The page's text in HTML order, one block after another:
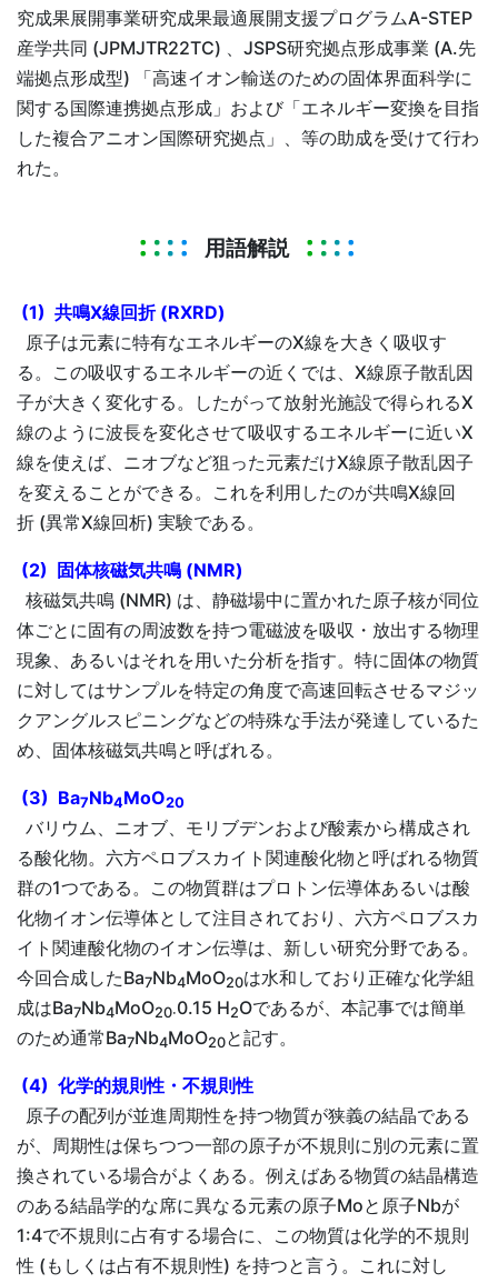
究成果展開事業研究成果最適展開支援プログラムA-STEP
産学共同 (JPMJTR22TC) 、JSPS研究拠点形成事業 (A.先
端拠点形成型) 「高速イオン輸送のための固体界面科学に
関する国際連携拠点形成」および「エネルギー変換を目指
した複合アニオン国際研究拠点」、等の助成を受けて行わ
れた。
用語解説
(1) 共鳴X線回折 (RXRD)
原子は元素に特有なエネルギーのX線を大きく吸収す
る。この吸収するエネルギーの近くでは、X線原子散乱因
子が大きく変化する。したがって放射光施設で得られるX
線のように波長を変化させて吸収するエネルギーに近いX
線を使えば、ニオブなど狙った元素だけX線原子散乱因子
を変えることができる。これを利用したのが共鳴X線回
折 (異常X線回析) 実験である。
(2) 固体核磁気共鳴 (NMR)
核磁気共鳴 (NMR) は、静磁場中に置かれた原子核が同位
体ごとに固有の周波数を持つ電磁波を吸収・放出する物理
現象、あるいはそれを用いた分析を指す。特に固体の物質
に対してはサンプルを特定の角度で高速回転させるマジッ
クアングルスピニングなどの特殊な手法が発達しているた
め、固体核磁気共鳴と呼ばれる。
(3) Ba7Nb4MoO20
バリウム、ニオブ、モリブデンおよび酸素から構成され
る酸化物。六方ペロブスカイト関連酸化物と呼ばれる物質
群の1つである。この物質群はプロトン伝導体あるいは酸
化物イオン伝導体として注目されており、六方ペロブスカ
イト関連酸化物のイオン伝導は、新しい研究分野である。
今回合成したBa7Nb4MoO20は水和しており正確な化学組
成はBa7Nb4MoO20·0.15 H2Oであるが、本記事では簡単
のため通常Ba7Nb4MoO20と記す。
(4) 化学的規則性・不規則性
原子の配列が並進周期性を持つ物質が狭義の結晶である
が、周期性は保ちつつ一部の原子が不規則に別の元素に置
換されている場合がよくある。例えばある物質の結晶構造
のある結晶学的な席に異なる元素の原子Moと原子Nbが
1:4で不規則に占有する場合に、この物質は化学的不規則
性 (もしくは占有不規則性) を持つと言う。これに対し